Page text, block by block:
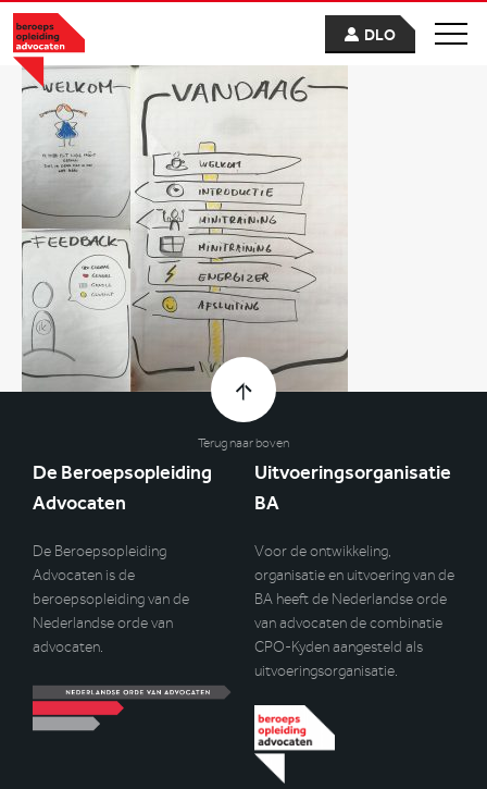
DLO
Terug naar boven
De Beroepsopleiding
Advocaten
De Beroepsopleiding
Advocaten is de
beroepsopleiding van de
Nederlandse orde van
advocaten.
Uitvoeringsorganisatie
BA
Voor de ontwikkeling,
organisatie en uitvoering van de
BA heeft de Nederlandse orde
van advocaten de combinatie
CPO-Kyden aangesteld als
uitvoeringsorganisatie.